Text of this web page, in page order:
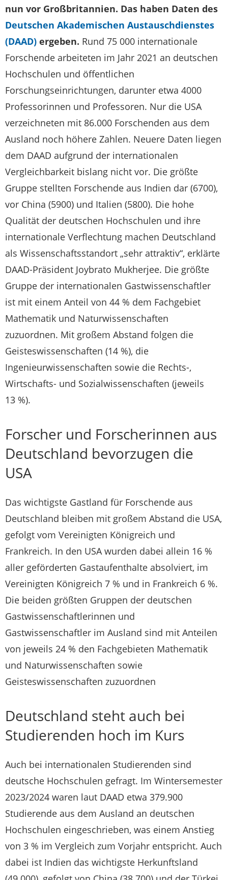
nun vor Großbritannien. Das haben Daten des
Deutschen Akademischen Austauschdienstes
(DAAD) ergeben. Rund 75 000 internationale
Forschende arbeiteten im Jahr 2021 an deutschen
Hochschulen und öffentlichen
Forschungseinrichtungen, darunter etwa 4000
Professorinnen und Professoren. Nur die USA
verzeichneten mit 86.000 Forschenden aus dem
Ausland noch höhere Zahlen. Neuere Daten liegen
dem DAAD aufgrund der internationalen
Vergleichbarkeit bislang nicht vor. Die größte
Gruppe stellten Forschende aus Indien dar (6700),
vor China (5900) und Italien (5800). Die hohe
Qualität der deutschen Hochschulen und ihre
internationale Verflechtung machen Deutschland
als Wissenschaftsstandort „sehr attraktiv“, erklärte
DAAD-Präsident Joybrato Mukherjee. Die größte
Gruppe der internationalen Gastwissenschaftler
ist mit einem Anteil von 44 % dem Fachgebiet
Mathematik und Naturwissenschaften
zuzuordnen. Mit großem Abstand folgen die
Geisteswissenschaften (14 %), die
Ingenieurwissenschaften sowie die Rechts-,
Wirtschafts- und Sozialwissenschaften (jeweils
13 %).
Forscher und Forscherinnen aus
Deutschland bevorzugen die
USA
Das wichtigste Gastland für Forschende aus
Deutschland bleiben mit großem Abstand die USA,
gefolgt vom Vereinigten Königreich und
Frankreich. In den USA wurden dabei allein 16 %
aller geförderten Gastaufenthalte absolviert, im
Vereinigten Königreich 7 % und in Frankreich 6 %.
Die beiden größten Gruppen der deutschen
Gastwissenschaftlerinnen und
Gastwissenschaftler im Ausland sind mit Anteilen
von jeweils 24 % den Fachgebieten Mathematik
und Naturwissenschaften sowie
Geisteswissenschaften zuzuordnen
Deutschland steht auch bei
Studierenden hoch im Kurs
Auch bei internationalen Studierenden sind
deutsche Hochschulen gefragt. Im Wintersemester
2023/2024 waren laut DAAD etwa 379.900
Studierende aus dem Ausland an deutschen
Hochschulen eingeschrieben, was einem Anstieg
von 3 % im Vergleich zum Vorjahr entspricht. Auch
dabei ist Indien das wichtigste Herkunftsland